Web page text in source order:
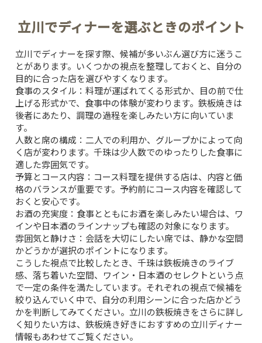
立川でディナーを選ぶときのポイント
立川でディナーを探す際、候補が多いぶん選び方に迷うこ
とがあります。いくつかの視点を整理しておくと、自分の
目的に合った店を選びやすくなります。
食事のスタイル： 料理が運ばれてくる形式か、目の前で仕
上げる形式かで、食事中の体験が変わります。鉄板焼きは
後者にあたり、調理の過程を楽しみたい方に向いていま
す。
人数と席の構成： 二人での利用か、グループかによって向
く店が変わります。千珠は少人数でのゆったりした食事に
適した雰囲気です。
予算とコース内容： コース料理を提供する店は、内容と価
格のバランスが重要です。予約前にコース内容を確認して
おくと安心です。
お酒の充実度： 食事とともにお酒を楽しみたい場合は、ワ
インや日本酒のラインナップも確認の対象になります。
雰囲気と静けさ： 会話を大切にしたい席では、静かな空間
かどうかが選択のポイントになります。
こうした視点で比較したとき、千珠は鉄板焼きのライブ
感、落ち着いた空間、ワイン・日本酒のセレクトという点
で一定の条件を満たしています。それぞれの視点で候補を
絞り込んでいく中で、自分の利用シーンに合った店かどう
かを判断してみてください。立川の鉄板焼きをさらに詳し
く知りたい方は、 鉄板焼き好きにおすすめの立川ディナー
情報もあわせてご覧ください。